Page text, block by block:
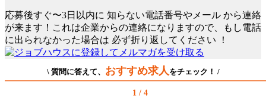
応募後すぐ〜3日以内に 知らない電話番号やメール から連絡
が来ます！これは企業からの連絡になりますので、もし電話
に出られなかった場合は 必ず折り返してください ！
\ 質問に答えて、 おすすめ求人 をチェック！ /
1 / 4